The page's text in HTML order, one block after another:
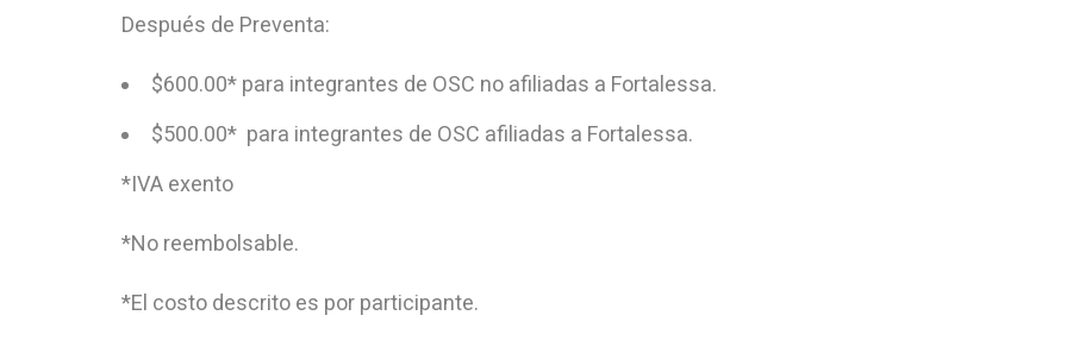
Después de Preventa:
$600.00* para integrantes de OSC no afiliadas a Fortalessa.
$500.00* para integrantes de OSC afiliadas a Fortalessa.
*IVA exento
*No reembolsable.
*El costo descrito es por participante.